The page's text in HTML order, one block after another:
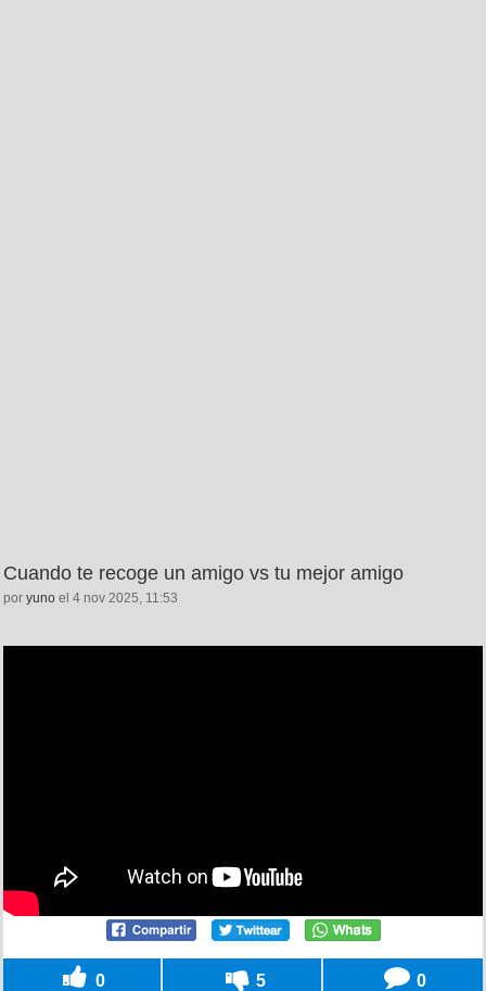
Cuando te recoge un amigo vs tu mejor amigo
por yuno el 4 nov 2025, 11:53
0 5 0